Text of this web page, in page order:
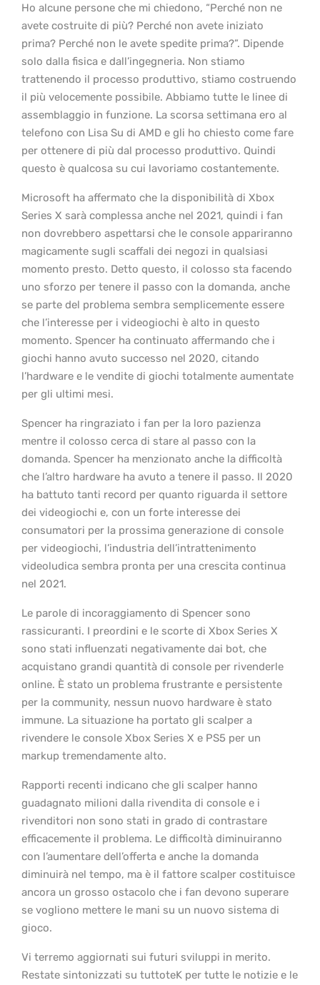
Ho alcune persone che mi chiedono, “Perché non ne
avete costruite di più? Perché non avete iniziato
prima? Perché non le avete spedite prima?”. Dipende
solo dalla fisica e dall’ingegneria. Non stiamo
trattenendo il processo produttivo, stiamo costruendo
il più velocemente possibile. Abbiamo tutte le linee di
assemblaggio in funzione. La scorsa settimana ero al
telefono con Lisa Su di AMD e gli ho chiesto come fare
per ottenere di più dal processo produttivo. Quindi
questo è qualcosa su cui lavoriamo costantemente.
Microsoft ha affermato che la disponibilità di Xbox
Series X sarà complessa anche nel 2021, quindi i fan
non dovrebbero aspettarsi che le console appariranno
magicamente sugli scaffali dei negozi in qualsiasi
momento presto. Detto questo, il colosso sta facendo
uno sforzo per tenere il passo con la domanda, anche
se parte del problema sembra semplicemente essere
che l’interesse per i videogiochi è alto in questo
momento. Spencer ha continuato affermando che i
giochi hanno avuto successo nel 2020, citando
l’hardware e le vendite di giochi totalmente aumentate
per gli ultimi mesi.
Spencer ha ringraziato i fan per la loro pazienza
mentre il colosso cerca di stare al passo con la
domanda. Spencer ha menzionato anche la difficoltà
che l’altro hardware ha avuto a tenere il passo. Il 2020
ha battuto tanti record per quanto riguarda il settore
dei videogiochi e, con un forte interesse dei
consumatori per la prossima generazione di console
per videogiochi, l’industria dell’intrattenimento
videoludica sembra pronta per una crescita continua
nel 2021.
Le parole di incoraggiamento di Spencer sono
rassicuranti. I preordini e le scorte di Xbox Series X
sono stati influenzati negativamente dai bot, che
acquistano grandi quantità di console per rivenderle
online. È stato un problema frustrante e persistente
per la community, nessun nuovo hardware è stato
immune. La situazione ha portato gli scalper a
rivendere le console Xbox Series X e PS5 per un
markup tremendamente alto.
Rapporti recenti indicano che gli scalper hanno
guadagnato milioni dalla rivendita di console e i
rivenditori non sono stati in grado di contrastare
efficacemente il problema. Le difficoltà diminuiranno
con l’aumentare dell’offerta e anche la domanda
diminuirà nel tempo, ma è il fattore scalper costituisce
ancora un grosso ostacolo che i fan devono superare
se vogliono mettere le mani su un nuovo sistema di
gioco.
Vi terremo aggiornati sui futuri sviluppi in merito.
Restate sintonizzati su tuttoteK per tutte le notizie e le